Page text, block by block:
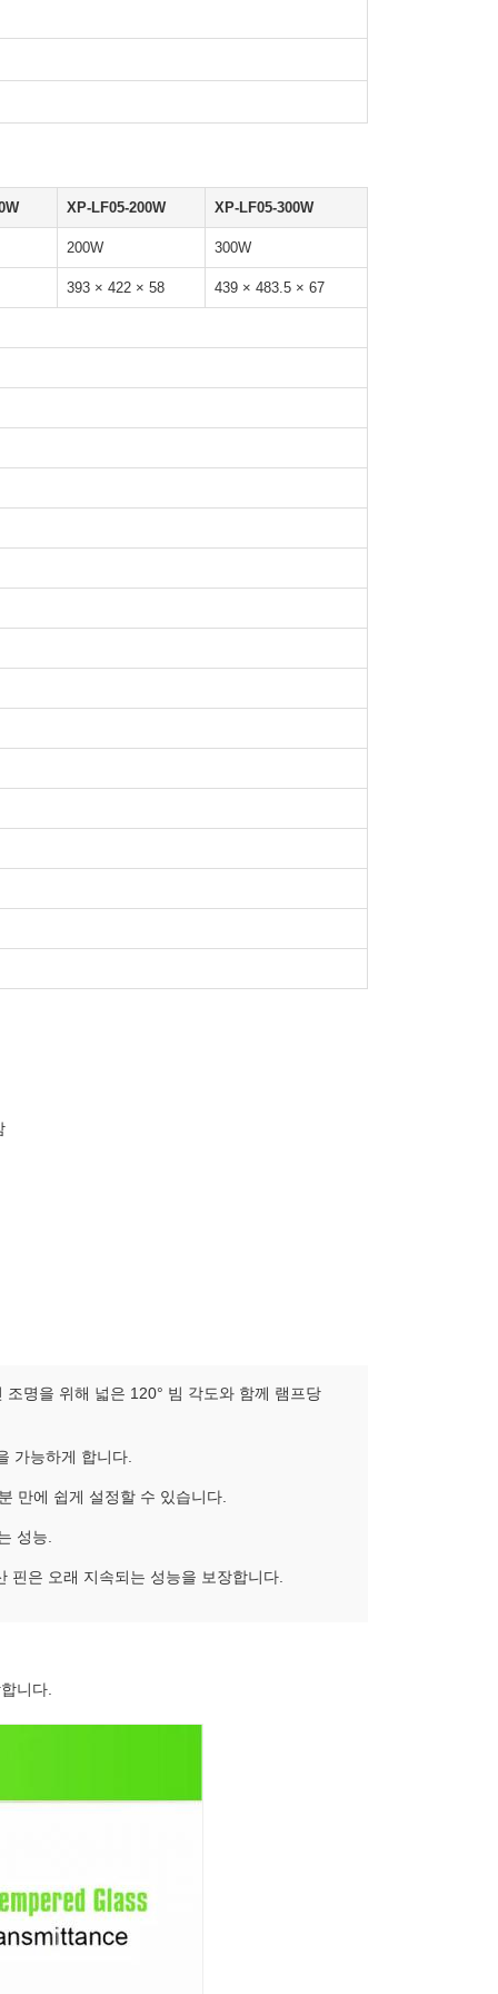
XP-LF05-200W XP-LF05-300W
200W 300W
393 × 422 × 58 439 × 483.5 × 67
명을 위해 넓은 120° 빔 각도와 함께 램프당
가능하게 합니다.
만에 쉽게 설정할 수 있습니다.
성능.
핀은 오래 지속되는 성능을 보장합니다.
니다.